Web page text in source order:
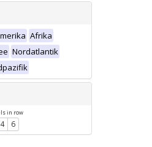
Afrika
Nordatlantik
in row
4 6